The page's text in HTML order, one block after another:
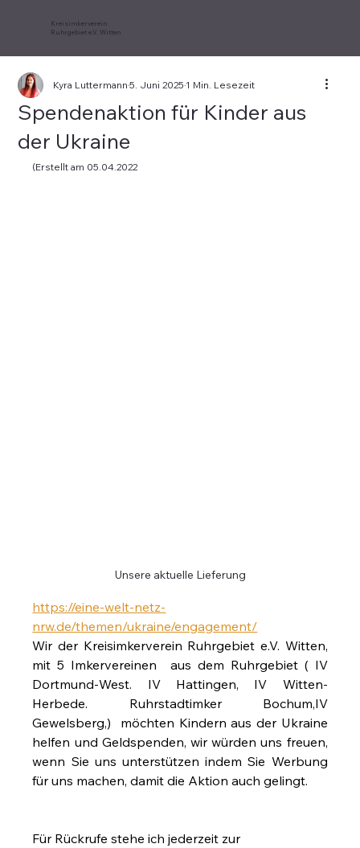
Kreisimkerverein
Ruhrgebiet e.V. Witten
Spendenaktion für Kinder aus
der Ukraine
Kyra Luttermann5. Juni 20251 Min. Lesezeit
(Erstellt am 05.04.2022
Unsere aktuelle Lieferung
https://eine-welt-netz-
nrw.de/themen/ukraine/engagement/
Wir der Kreisimkerverein Ruhrgebiet e.V. Witten,
mit 5 Imkervereinen  aus dem Ruhrgebiet ( IV
Dortmund-West. IV Hattingen, IV Witten-
Herbede. Ruhrstadtimker Bochum,IV
Gewelsberg,)  möchten Kindern aus der Ukraine
helfen und Geldspenden, wir würden uns freuen,
wenn Sie uns unterstützen indem Sie Werbung
für uns machen, damit die Aktion auch gelingt.
Für Rückrufe stehe ich jederzeit zur